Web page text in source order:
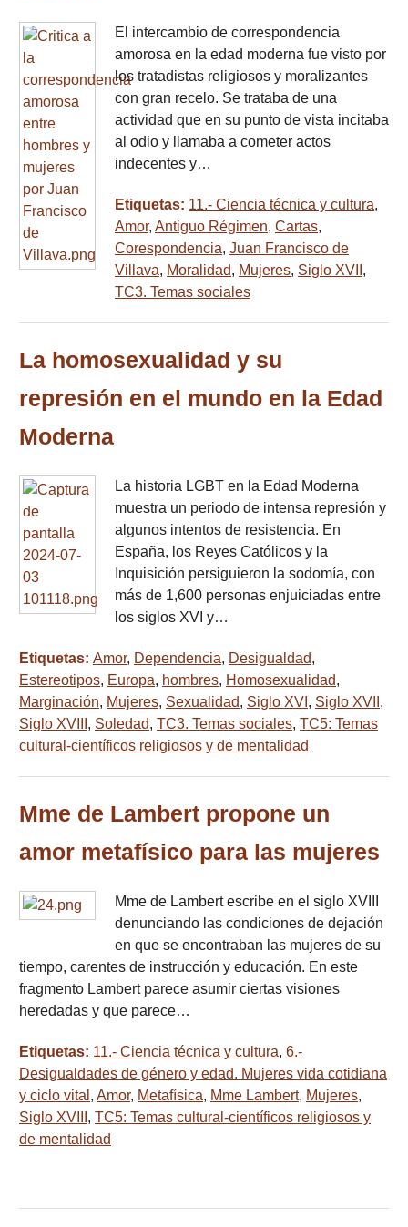
El intercambio de correspondencia
amorosa en la edad moderna fue visto por
los tratadistas religiosos y moralizantes
con gran recelo. Se trataba de una
actividad que en su punto de vista incitaba
al odio y llamaba a cometer actos
indecentes y…
Etiquetas: 11.- Ciencia técnica y cultura,
Amor, Antiguo Régimen, Cartas,
Corespondencia, Juan Francisco de
Villava, Moralidad, Mujeres, Siglo XVII ,
TC3. Temas sociales
La homosexualidad y su
represión en el mundo en la Edad
Moderna
La historia LGBT en la Edad Moderna
muestra un periodo de intensa represión y
algunos intentos de resistencia. En
España, los Reyes Católicos y la
Inquisición persiguieron la sodomía, con
más de 1,600 personas enjuiciadas entre
los siglos XVI y…
Etiquetas: Amor, Dependencia, Desigualdad,
Estereotipos, Europa, hombres, Homosexualidad,
Marginación, Mujeres, Sexualidad, Siglo XVI , Siglo XVII ,
Siglo XVIII , Soledad, TC3. Temas sociales, TC5: Temas
cultural-científicos religiosos y de mentalidad
Mme de Lambert propone un
amor metafísico para las mujeres
Mme de Lambert escribe en el siglo XVIII
denunciando las condiciones de dejación
en que se encontraban las mujeres de su
tiempo, carentes de instrucción y educación. En este
fragmento Lambert parece asumir ciertas visiones
heredadas y que parece…
Etiquetas: 11.- Ciencia técnica y cultura, 6.-
Desigualdades de género y edad. Mujeres vida cotidiana
y ciclo vital , Amor, Metafísica, Mme Lambert, Mujeres,
Siglo XVIII , TC5: Temas cultural-científicos religiosos y
de mentalidad